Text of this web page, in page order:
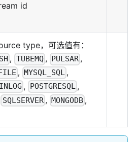
id
type，可选值有：
, TUBEMQ , PULSAR ,
FILE , MYSQL_SQL ,
, POSTGRESQL ,
SQLSERVER, MONGODB ,